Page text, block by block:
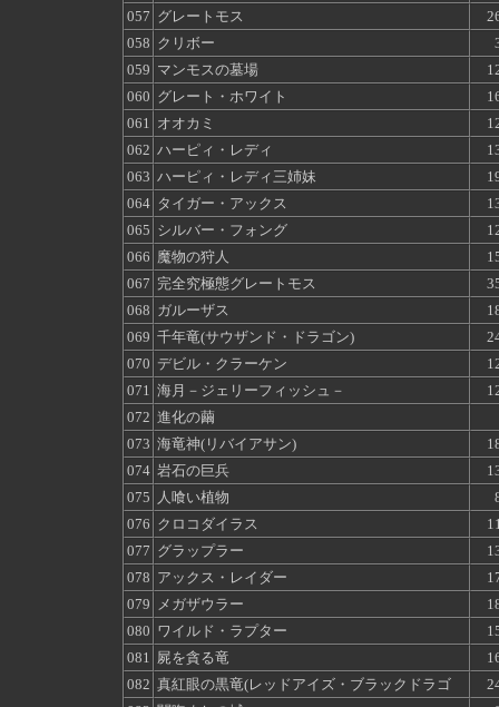
057 グレートモス
058 クリボー
059 マンモスの墓場
060 グレート・ホワイト
061 オオカミ
062 ハーピィ・レディ
063 ハーピィ・レディ三姉妹
064 タイガー・アックス
065 シルバー・フォング
066 魔物の狩人
067 完全究極態グレートモス
068 ガルーザス
069 千年竜(サウザンド・ドラゴン)
070 デビル・クラーケン
071 海月－ジェリーフィッシュ－
072 進化の繭
073 海竜神(リバイアサン)
074 岩石の巨兵
075 人喰い植物
076 クロコダイラス
077 グラップラー
078 アックス・レイダー
079 メガザウラー
080 ワイルド・ラプター
081 屍を貪る竜
082 真紅眼の黒竜(レッドアイズ・ブラックドラゴ